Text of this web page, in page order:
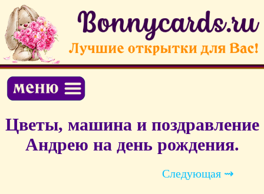
Цветы, машина и поздравление
Андрею на день рождения.
Следующая ⇝